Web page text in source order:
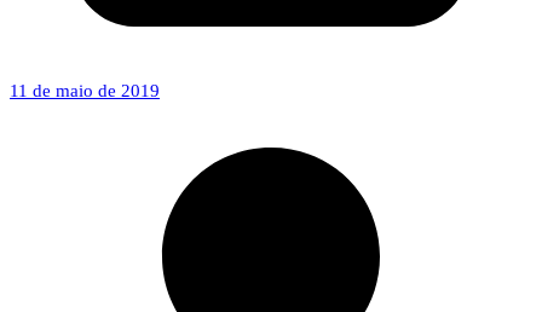
11 de maio de 2019